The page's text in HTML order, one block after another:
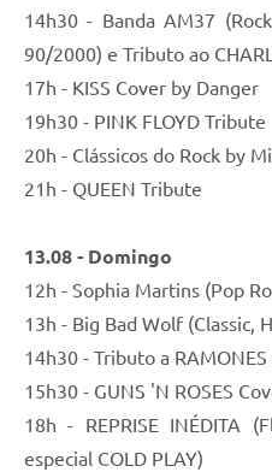
14h30 - Banda AM37
90/2000) e Tributo ao
17h - KISS Cover by Danger
19h30 - PINK FLOYD Tribute
20h - Clássicos do Rock by
21h - QUEEN Tribute
13.08 - Domingo
12h - Sophia Martins (Pop
13h - Big Bad Wolf (Classic,
14h30 - Tributo a RAMONES
15h30 - GUNS 'N ROSES
18h - REPRISE INÉDITA
especial COLD PLAY)